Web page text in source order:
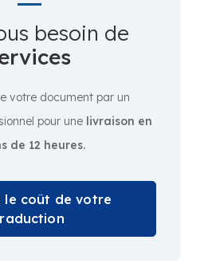
besoin de
votre document par un
pour une livraison en
de 12 heures.
le coût de votre